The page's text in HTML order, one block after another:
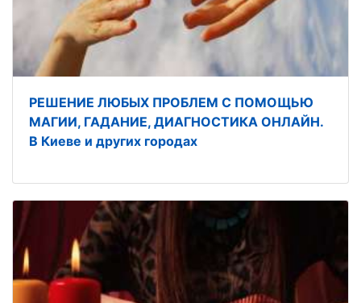
РЕШЕНИЕ ЛЮБЫХ ПРОБЛЕМ С ПОМОЩЬЮ
МАГИИ, ГАДАНИЕ, ДИАГНОСТИКА ОНЛАЙН.
В Киеве и других городах